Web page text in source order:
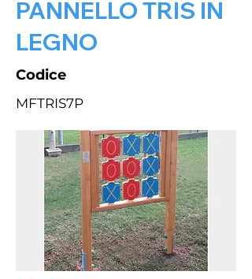
PANNELLO TRIS IN
LEGNO
Codice
MFTRIS7P